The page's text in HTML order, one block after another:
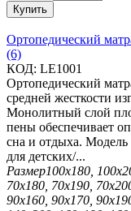
Купить
Ортопедический
(6)
КОД: LE1001
Ортопедический
средней жесткости
Монолитный слой
пены обеспечивает
сна и отдыха. Модель
для детских/...
Размер100х180,
70х180, 70х190,
90х160, 90х170,